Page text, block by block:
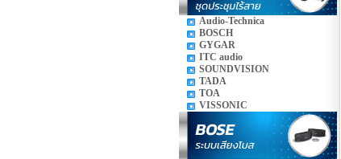
Audio-Technica
BOSCH
GYGAR
ITC audio
SOUNDVISION
TADA
TOA
VISSONIC